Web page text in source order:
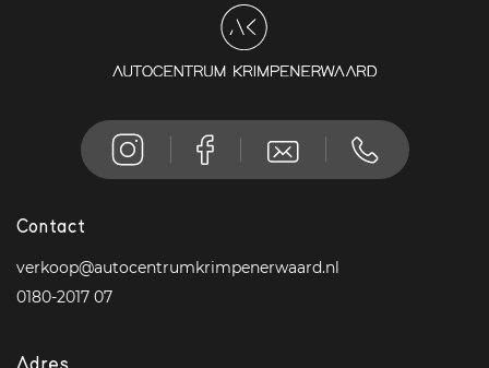
Contact
verkoop@autocentrumkrimpenerwaard.nl
0180-2017 07